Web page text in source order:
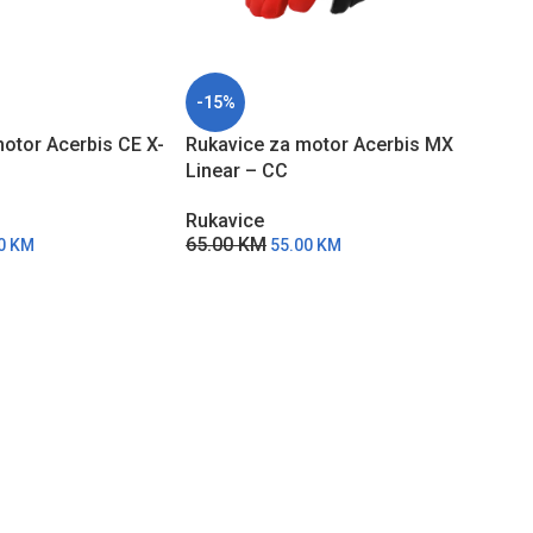
Acerbis CE X-
KM
-15%
Rukavice za motor Acerbis MX
Linear – CC
Rukavice
65.00KM 55.00 KM